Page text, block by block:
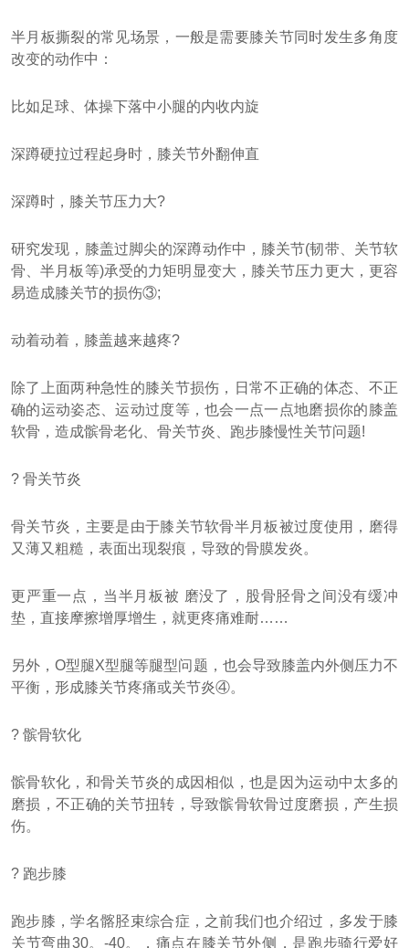
半月板撕裂的常见场景，一般是需要膝关节同时发生多角度
改变的动作中：
比如足球、体操下落中小腿的内收内旋
深蹲硬拉过程起身时，膝关节外翻伸直
深蹲时，膝关节压力大?
研究发现，膝盖过脚尖的深蹲动作中，膝关节(韧带、关节软
骨、半月板等)承受的力矩明显变大，膝关节压力更大，更容
易造成膝关节的损伤③;
动着动着，膝盖越来越疼?
除了上面两种急性的膝关节损伤，日常不正确的体态、不正
确的运动姿态、运动过度等，也会一点一点地磨损你的膝盖
软骨，造成髌骨老化、骨关节炎、跑步膝慢性关节问题!
? 骨关节炎
骨关节炎，主要是由于膝关节软骨半月板被过度使用，磨得
又薄又粗糙，表面出现裂痕，导致的骨膜发炎。
更严重一点，当半月板被 磨没了，股骨胫骨之间没有缓冲
垫，直接摩擦增厚增生，就更疼痛难耐……
另外，O型腿X型腿等腿型问题，也会导致膝盖内外侧压力不
平衡，形成膝关节疼痛或关节炎④。
? 髌骨软化
髌骨软化，和骨关节炎的成因相似，也是因为运动中太多的
磨损，不正确的关节扭转，导致髌骨软骨过度磨损，产生损
伤。
? 跑步膝
跑步膝，学名髂胫束综合症，之前我们也介绍过，多发于膝
关节弯曲30。-40。，痛点在膝关节外侧，是跑步骑行爱好